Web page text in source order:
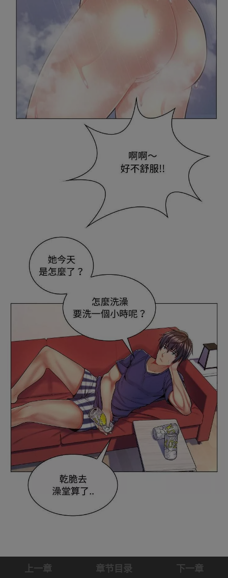
上一章 章节目录 下一章